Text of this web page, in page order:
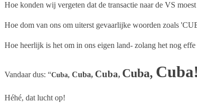
Hoe konden wij vergeten dat de transactie naar de VS
Hoe dom van ons om uiterst gevaarlijke woorden zoals
Hoe heerlijk is het om in ons eigen land- zolang het nog
Vandaar dus: “Cuba, Cuba, Cuba, Cuba,
Héhé, dat lucht op!